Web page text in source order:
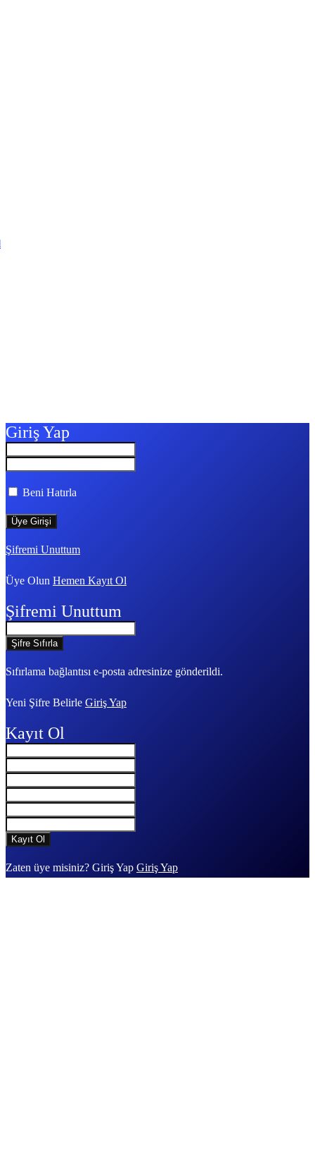
Giriş Yap
Beni Hatırla
Şifremi Unuttum
Üye Olun Hemen Kayıt Ol
Şifremi Unuttum
Sıfırlama bağlantısı e-posta adresinize gönderildi.
Yeni Şifre Belirle Giriş Yap
Kayıt Ol
Zaten üye misiniz? Giriş Yap Giriş Yap